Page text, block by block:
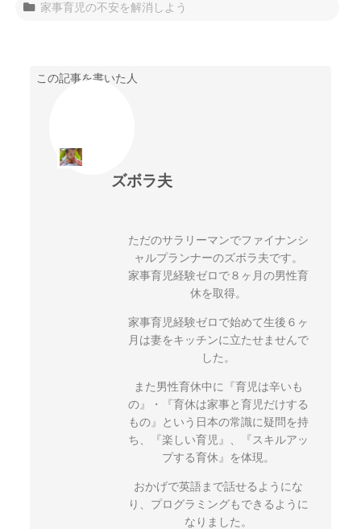
家事育児の不安を解消しよう
この記事を書いた人
ズボラ夫
ただのサラリーマンでファイナンシ
ャルプランナーのズボラ夫です。
家事育児経験ゼロで８ヶ月の男性育
休を取得。
家事育児経験ゼロで始めて生後６ヶ
月は妻をキッチンに立たせませんで
した。
また男性育休中に『育児は辛いも
の』・『育休は家事と育児だけする
もの』という日本の常識に疑問を持
ち、『楽しい育児』、『スキルアッ
プする育休』を体現。
おかげで英語まで話せるようにな
り、プログラミングもできるように
なりました。